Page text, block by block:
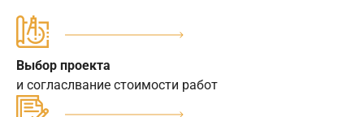
Выбор проекта
и согласлвание стоимости работ